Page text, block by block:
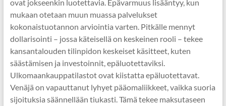
ovat jokseenkin luotettavia. Epävarmuus lisääntyy, kun
mukaan otetaan muun muassa palvelukset
kokonaistuotannon arviointia varten. Pitkälle mennyt
dollarisointi – jossa käteisellä on keskeinen rooli – tekee
kansantalouden tilinpidon keskeiset käsitteet, kuten
säästämisen ja investoinnit, epäluotettaviksi.
Ulkomaankauppatilastot ovat kiistatta epäluotettavat.
Venäjä on vapauttanut lyhyet pääomaliikkeet, vaikka suoria
sijoituksia säännellään tiukasti. Tämä tekee maksutaseen